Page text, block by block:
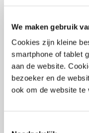
We maken gebruik
Cookies zijn kleine
smartphone of tablet
aan de website.
bezoeker en de
ook om de website te
Optie 1: 7 dagen
Breid je verbetertraject
en implementatie door
zelf kiest. Wil je je
van cybercriminaliteit?